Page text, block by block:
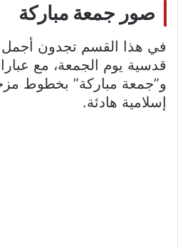
صور جمعة مباركة
في هذا القسم تجدون أجمل
قدسية يوم الجمعة، مع
و”جمعة مباركة” بخطوط
إسلامية هادئة.